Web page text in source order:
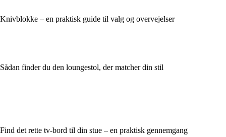
Knivblokke – en praktisk guide til valg og overvejelser
Sådan finder du den loungestol, der matcher din stil
Find det rette tv-bord til din stue – en praktisk gennemgang